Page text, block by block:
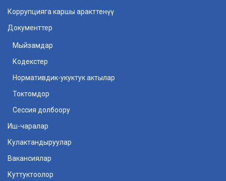
Коррупцияга каршы аракттенүү
Документтер
Мыйзамдар
Кодекстер
Нормативдик-укуктук актылар
Токтомдор
Cессия долбоору
Иш-чаралар
Кулактандыруулар
Вакансиялар
Куттуктоолор